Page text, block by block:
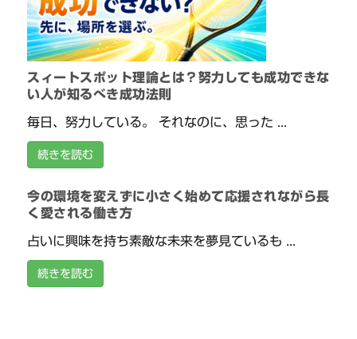
スィートスポット理論とは？努力しても成功できな
い人が知るべき成功法則
毎日、努力している。 それなのに、思った ...
続きを読む
今の環境を変えずに小さく始めて応援されながら長
く愛される働き方
占いに興味を持ち素敵な未来を夢見ているも ...
続きを読む